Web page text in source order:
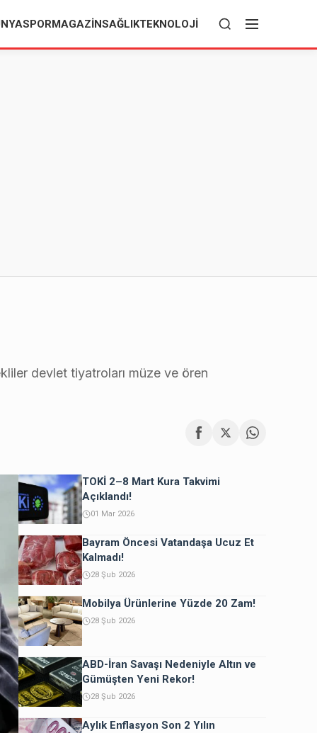
SPORMAGAZINSAĞLIKTEKNOLOJI
devlet tiyatroları müze ve ören
TOKİ 2–8 Mart Kura Takvimi
Açıklandı!
01 Mar 2026
Bayram Öncesi Vatandaşa Ucuz Et
Kalmadı!
28 Şub 2026
Mobilya Ürünlerine Yüzde 20 Zam!
28 Şub 2026
ABD-İran Savaşı Nedeniyle Altın ve
Gümüşten Yeni Rekor!
28 Şub 2026
Aylık Enflasyon Son 2 Yılın